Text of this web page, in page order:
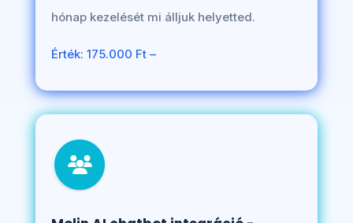
hónap kezelését mi álljuk helyetted.
Érték: 175.000 Ft –